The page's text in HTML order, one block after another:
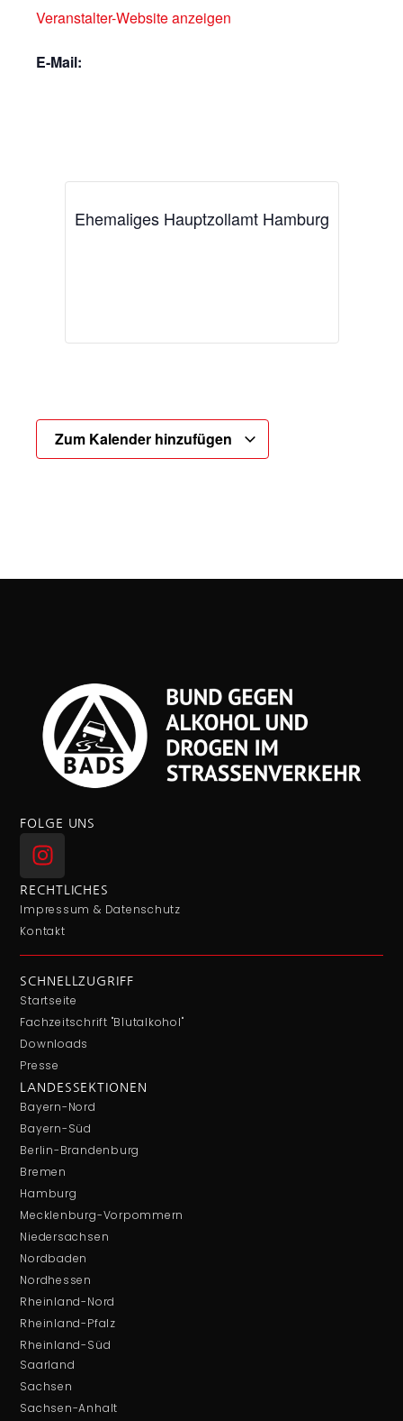
Veranstalter-Website anzeigen
E-Mail:
Ehemaliges Hauptzollamt Hamburg
Zum Kalender hinzufügen
FOLGE UNS
RECHTLICHES
Impressum & Datenschutz
Kontakt
SCHNELLZUGRIFF
Startseite
Fachzeitschrift "Blutalkohol"
Downloads
Presse
LANDESSEKTIONEN
Bayern-Nord
Bayern-Süd
Berlin-Brandenburg
Bremen
Hamburg
Mecklenburg-Vorpommern
Niedersachsen
Nordbaden
Nordhessen
Rheinland-Nord
Rheinland-Pfalz
Rheinland-Süd
Saarland
Sachsen
Sachsen-Anhalt